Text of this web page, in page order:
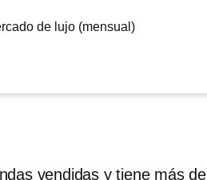
de lujo (mensual)
vendidas y tiene más de